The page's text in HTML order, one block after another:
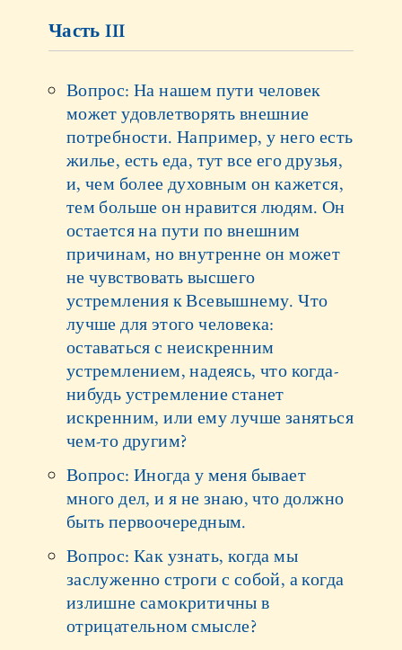
Часть III
Вопрос: На нашем пути человек
может удовлетворять внешние
потребности. Например, у него есть
жилье, есть еда, тут все его друзья,
и, чем более духовным он кажется,
тем больше он нравится людям. Он
остается на пути по внешним
причинам, но внутренне он может
не чувствовать высшего
устремления к Всевышнему. Что
лучше для этого человека:
оставаться с неискренним
устремлением, надеясь, что когда-
нибудь устремление станет
искренним, или ему лучше заняться
чем-то другим?
Вопрос: Иногда у меня бывает
много дел, и я не знаю, что должно
быть первоочередным.
Вопрос: Как узнать, когда мы
заслуженно строги с собой, а когда
излишне самокритичны в
отрицательном смысле?